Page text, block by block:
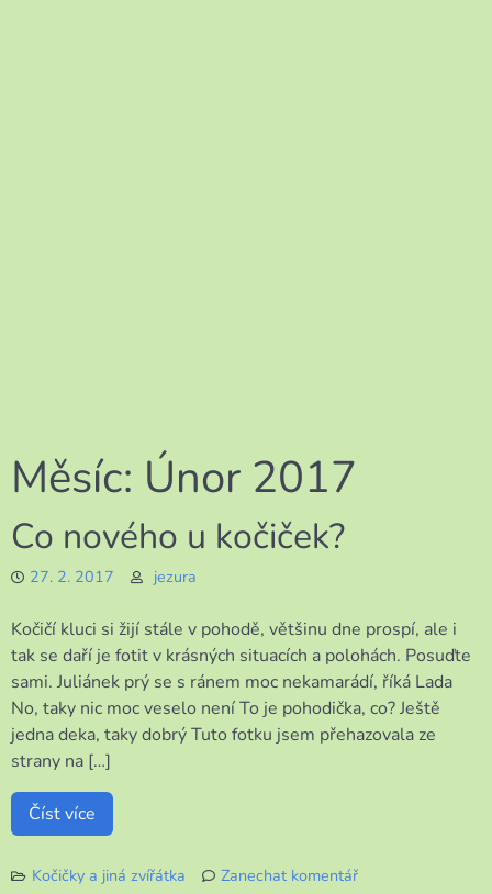
Měsíc: Únor 2017
Co nového u kočiček?
27. 2. 2017 jezura
Kočičí kluci si žijí stále v pohodě, většinu dne prospí, ale i
tak se daří je fotit v krásných situacích a polohách. Posuďte
sami. Juliánek prý se s ránem moc nekamarádí, říká Lada
No, taky nic moc veselo není To je pohodička, co? Ještě
jedna deka, taky dobrý Tuto fotku jsem přehazovala ze
strany na […]
Číst více
Kočičky a jiná zvířátka
Zanechat komentář